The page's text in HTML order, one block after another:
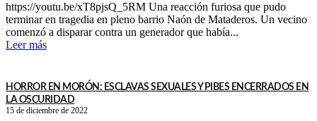
https://youtu.be/xT8pjsQ_5RM Una reacción furiosa que pudo
terminar en tragedia en pleno barrio Naón de Mataderos. Un vecino
comenzó a disparar contra un generador que había...
Leer más
HORROR EN MORÓN: ESCLAVAS SEXUALES Y PIBES ENCERRADOS EN
LA OSCURIDAD
15 de diciembre de 2022